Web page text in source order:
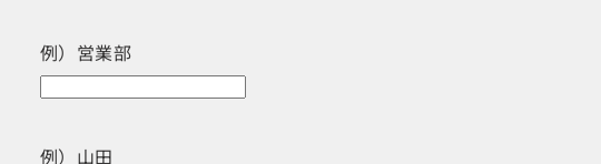
例）営業部
例）山田